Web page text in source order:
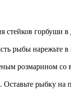
стейков горбуши в
рыбы нарежьте
розмарином со
рыбку на